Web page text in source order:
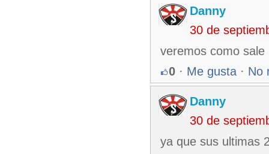
Danny
30 de
veremos como sale
0 · Me gusta · No
Danny
30 de
ya que sus ultimas